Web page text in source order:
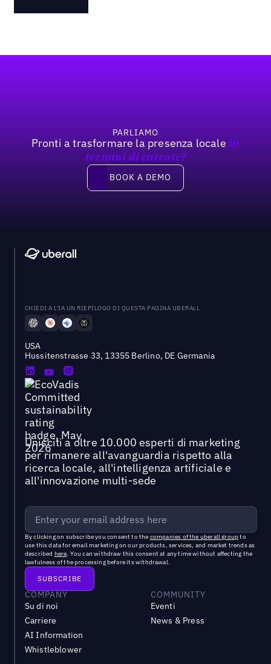
PARLIAMO
Pronti a trasformare la presenza locale In
termini di entrate?
Book a demo
BOOK A DEMO
CHIEDI A L'IA UN RIEPILOGO DI QUESTA PAGINA UBERALL
USA
Hussitenstrasse 33, 13355 Berlino, DE Germania
Unisciti a oltre 10.000 esperti di marketing
per rimanere all'avanguardia rispetto alla
ricerca locale, all'intelligenza artificiale e
all'innovazione multi-sede
By clicking on subscribe you consent to the companies of the uberall groupto
use this data for email marketing on our products, services, and market trends as
described here. You can withdraw this consent at any time without affecting the
lawfulness of the processing before its withdrawal.
COMPANY
Su di noi
Carriere
AI Information
Whistleblower
COMMUNITY
Eventi
News & Press